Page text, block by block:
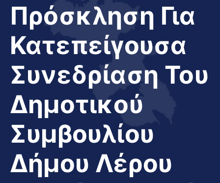
Διαφάνεια
Το
Νησί
Μας
Πρόσκληση Για
Κατεπείγουσα
Συνεδρίαση Του
Δημοτικού
Συμβουλίου
Δήμου Λέρου